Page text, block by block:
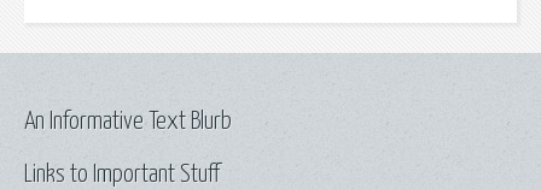
Links to Important Stuff
An Informative Text Blurb